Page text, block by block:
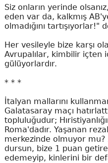
Siz onların yerinde
eden var da, kalkmış
olmadığını tartışıyorlar!"
Her vesileyle bize karşı
Avrupalılar, kimbilir içten
gülüyorlardır.
* * *
İtalyan mallarını
Galatasaray maçı
topluluğudur;
Roma'dadır. Yaşanan
merkezinde olmuyor
dursun, bize 1 puan
edemeyip, kinlerini bir